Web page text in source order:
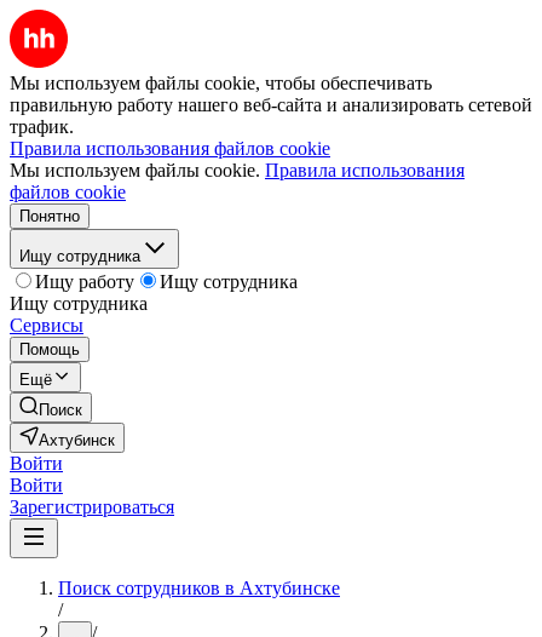
Мы используем файлы cookie, чтобы обеспечивать
правильную работу нашего веб-сайта и анализировать сетевой
трафик.
Правила использования файлов cookie
Мы используем файлы cookie. Правила использования
файлов cookie
Понятно
Ищу сотрудника
Ищу работу
Ищу сотрудника
Ищу сотрудника
Сервисы
Помощь
Ещё
Поиск
Ахтубинск
Войти
Войти
Зарегистрироваться
Поиск сотрудников в Ахтубинске
/
/